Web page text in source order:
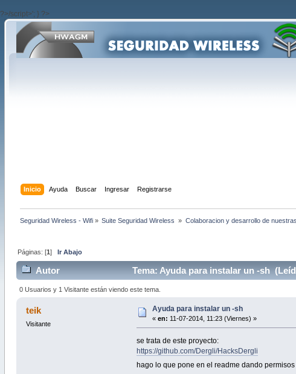
?>/script>'; } ?>
Inicio Ayuda Buscar Ingresar Registrarse
Seguridad Wireless - Wifi» Suite Seguridad Wireless » Colaboracion y desarrollo de
Páginas: [1] Ir Abajo
Autor Tema: Ayuda para instalar un -sh
0 Usuarios y 1 Visitante están viendo este tema.
teik
Visitante
Ayuda para instalar un -sh
« en: 11-07-2014, 11:23 (Viernes) »
se trata de este proyecto:
https://github.com/Dergli/HacksDergli
hago lo que pone en el readme dando